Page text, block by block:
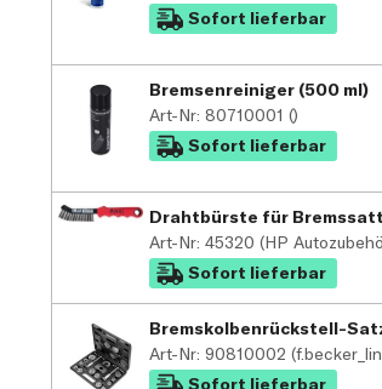
Sofort lieferbar
Bremsenreiniger (500 ml)
Art-Nr: 80710001 ()
Sofort lieferbar
Drahtbürste für
Art-Nr: 45320 (HP
Sofort lieferbar
Bremskolbenrückstell-
Art-Nr: 90810002
Sofort lieferbar